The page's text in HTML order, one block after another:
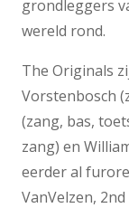
grondleggers
wereld rond.
The Originals
Vorstenbosch
(zang, bas,
zang) en
eerder al
VanVelzen,